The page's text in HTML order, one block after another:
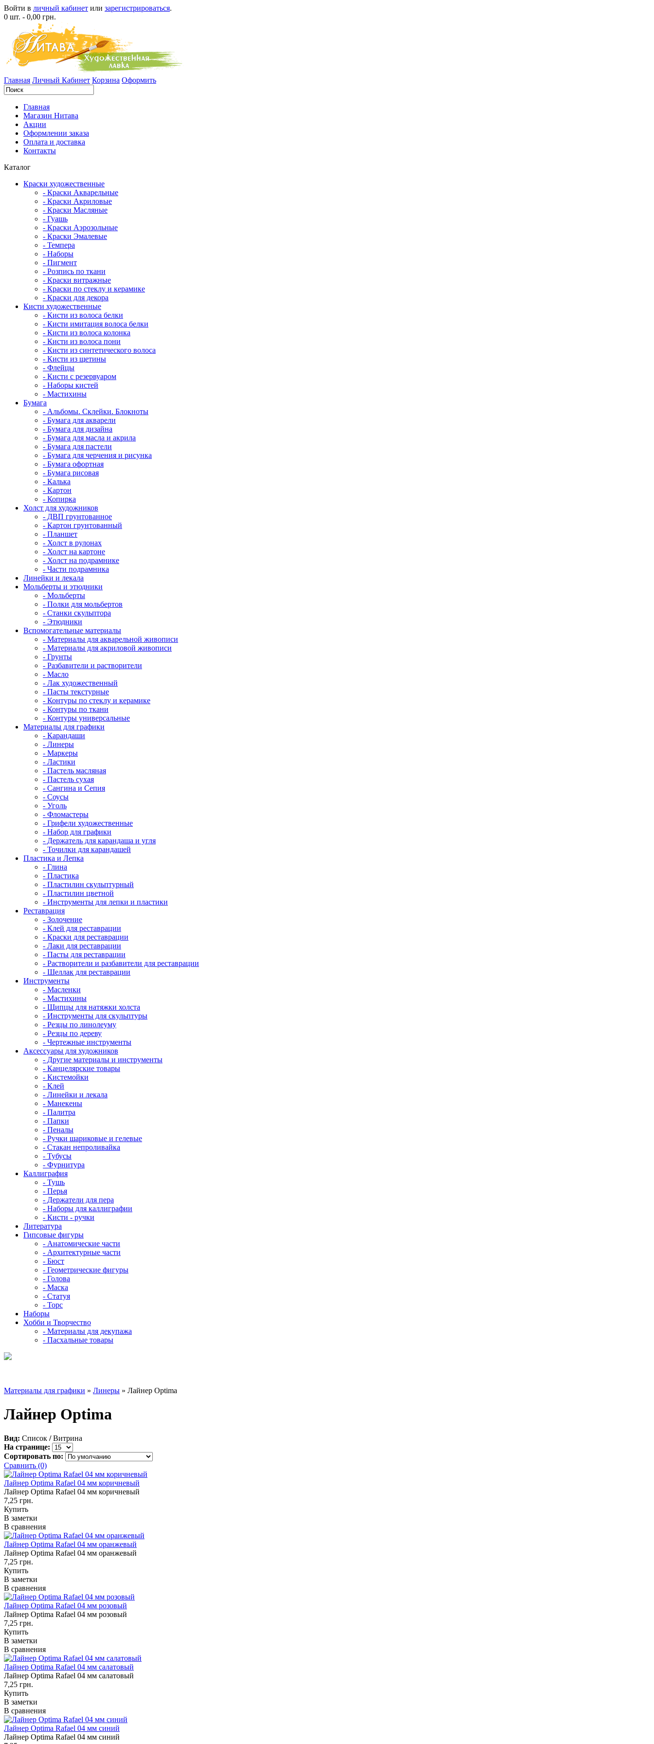
Войти в личный кабинет или зарегистрироваться.
0 шт. - 0,00 грн.
Главная Личный Кабинет Корзина Оформить
Главная
Магазин Нитава
Акции
Оформлении заказа
Оплата и доставка
Контакты
Каталог
Краски художественные
- Краски Акварельные
- Краски Акриловые
- Краски Масляные
- Гуашь
- Краски Аэрозольные
- Краски Эмалевые
- Темпера
- Наборы
- Пигмент
- Розпись по ткани
- Краски витражные
- Краски по стеклу и керамике
- Краски для декора
Кисти художественные
- Кисти из волоса белки
- Кисти имитация волоса белки
- Кисти из волоса колонка
- Кисти из волоса пони
- Кисти из синтетического волоса
- Кисти из щетины
- Флейцы
- Кисти с резервуаром
- Наборы кистей
- Мастихины
Бумага
- Альбомы. Склейки. Блокноты
- Бумага для акварели
- Бумага для дизайна
- Бумага для масла и акрила
- Бумага для пастели
- Бумага для черчения и рисунка
- Бумага офортная
- Бумага рисовая
- Калька
- Картон
- Копирка
Холст для художников
- ДВП грунтованное
- Картон грунтованный
- Планшет
- Холст в рулонах
- Холст на картоне
- Холст на подрамнике
- Части подрамника
Линейки и лекала
Мольберты и этюдники
- Мольберты
- Полки для мольбертов
- Станки скульптора
- Этюдники
Вспомогательные материалы
- Материалы для акварельной живописи
- Материалы для акриловой живописи
- Грунты
- Разбавители и растворители
- Масло
- Лак художественный
- Пасты текстурные
- Контуры по стеклу и керамике
- Контуры по ткани
- Контуры универсальные
Материалы для графики
- Карандаши
- Линеры
- Маркеры
- Ластики
- Пастель масляная
- Пастель сухая
- Сангина и Сепия
- Соусы
- Уголь
- Фломастеры
- Грифели художественные
- Набор для графики
- Держатель для карандаша и угля
- Точилки для карандашей
Пластика и Лепка
- Глина
- Пластика
- Пластилин скульптурный
- Пластилин цветной
- Инструменты для лепки и пластики
Реставрация
- Золочение
- Клей для реставрации
- Краски для реставрации
- Лаки для реставрации
- Пасты для реставрации
- Растворители и разбавители для реставрации
- Шеллак для реставрации
Инструменты
- Масленки
- Мастихины
- Щипцы для натяжки холста
- Инструменты для скульптуры
- Резцы по линолеуму
- Резцы по дереву
- Чертежные инструменты
Аксессуары для художников
- Другие материалы и инструменты
- Канцелярские товары
- Кистемойки
- Клей
- Линейки и лекала
- Манекены
- Палитра
- Папки
- Пеналы
- Ручки шариковые и гелевые
- Стакан непроливайка
- Тубусы
- Фурнитура
Каллиграфия
- Тушь
- Перья
- Держатели для пера
- Наборы для каллиграфии
- Кисти - ручки
Литература
Гипсовые фигуры
- Анатомические части
- Архитектурные части
- Бюст
- Геометрические фигуры
- Голова
- Маска
- Статуя
- Торс
Наборы
Хобби и Творчество
- Материалы для декупажа
- Пасхальные товары
Материалы для графики » Линеры » Лайнер Optima
Лайнер Optima
Вид: Список / Витрина
На странице:
Сортировать по:
Сравнить (0)
Лайнер Optima Rafael 04 мм коричневый
Лайнер Optima Rafael 04 мм коричневый
7,25 грн.
Купить
В заметки
В сравнения
Лайнер Optima Rafael 04 мм оранжевый
Лайнер Optima Rafael 04 мм оранжевый
7,25 грн.
Купить
В заметки
В сравнения
Лайнер Optima Rafael 04 мм розовый
Лайнер Optima Rafael 04 мм розовый
7,25 грн.
Купить
В заметки
В сравнения
Лайнер Optima Rafael 04 мм салатовый
Лайнер Optima Rafael 04 мм салатовый
7,25 грн.
Купить
В заметки
В сравнения
Лайнер Optima Rafael 04 мм синий
Лайнер Optima Rafael 04 мм синий